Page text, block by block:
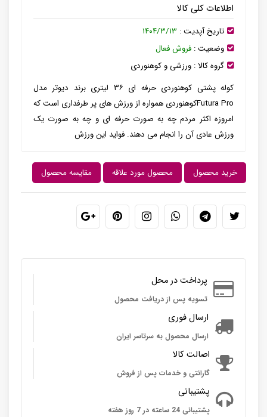
اطلاعات کلی کالا
تاریخ آپدیت : ۱۴۰۴/۳/۱۳
وضعیت : فروش فعال
گروه کالا : ورزشی و کوهنوردی
کوله پشتی کوهنوردی حرفه ای ۳۶ لیتری برند دیوتر مدل
Futura Proکوهنوردی همواره از ورزش های پر طرفداری است که
امروزه اکثر مردم چه به صورت حرفه ای و چه به صورت یک
ورزش عادی آن را انجام می دهند. فواید این ورزش
خرید محصول محصول مورد علاقه مقایسه محصول
پرداخت در محل
تسویه پس از دریافت محصول
ارسال فوری
ارسال محصول به سرتاسر ایران
اصالت کالا
گارانتی و خدمات پس از فروش
پشتیبانی
پشتیبانی 24 ساعته در 7 روز هفته